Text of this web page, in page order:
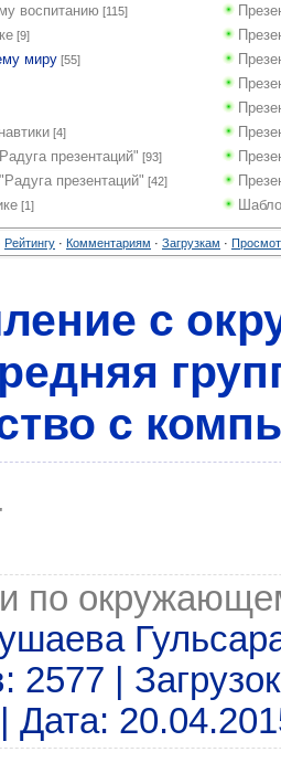
воспитанию [115]
[9]
миру [55]
[4]
презентаций" [93]
презентаций" [42]
[1]
Рейтингу · Комментариям · Загрузкам ·
с
с
по
2577 |
Дата: